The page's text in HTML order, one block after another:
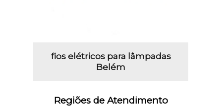
fios elétricos para lâmpadas
Belém
Regiões de Atendimento